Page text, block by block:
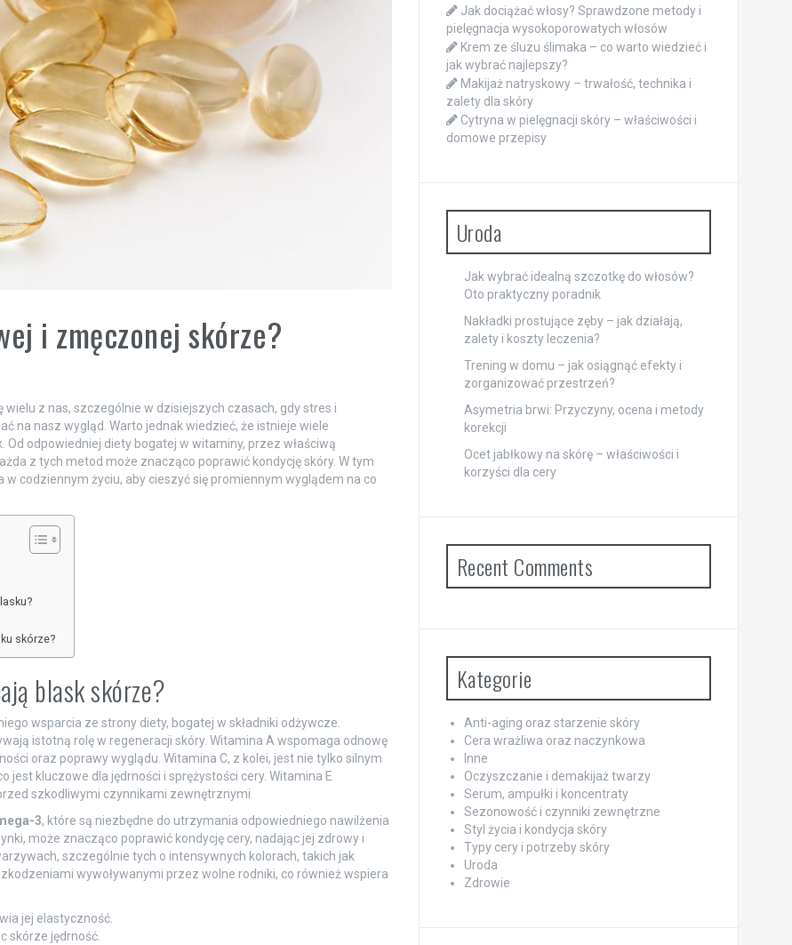
i zmęczonej skórze?
z nas, szczególnie w dzisiejszych czasach, gdy stres i
na nasz wygląd. Warto jednak wiedzieć, że istnieje wiele
odpowiedniej diety bogatej w witaminy, przez właściwą
z tych metod może znacząco poprawić kondycję skóry. W tym
codziennym życiu, aby cieszyć się promiennym wyglądem na co
skórze?
blask skórze?
wsparcia ze strony diety, bogatej w składniki odżywcze.
istotną rolę w regeneracji skóry. Witamina A wspomaga odnowę
oraz poprawy wyglądu. Witamina C, z kolei, jest nie tylko silnym
jest kluczowe dla jędrności i sprężystości cery. Witamina E
szkodliwymi czynnikami zewnętrznymi.
3, które są niezbędne do utrzymania odpowiedniego nawilżenia
może znacząco poprawić kondycję cery, nadając jej zdrowy i
szczególnie tych o intensywnych kolorach, takich jak
wywoływanymi przez wolne rodniki, co również wspiera
jej elastyczność.
skórze jędrność.
Jak dociążać włosy? Sprawdzone metody i
pielęgnacja wysokoporowatych włosów
Krem ze śluzu ślimaka – co warto wiedzieć i
jak wybrać najlepszy?
Makijaż natryskowy – trwałość, technika i
zalety dla skóry
Cytryna w pielęgnacji skóry – właściwości i
domowe przepisy
Uroda
Jak wybrać idealną szczotkę do włosów?
Oto praktyczny poradnik
Nakładki prostujące zęby – jak działają,
zalety i koszty leczenia?
Trening w domu – jak osiągnąć efekty i
zorganizować przestrzeń?
Asymetria brwi: Przyczyny, ocena i metody
korekcji
Ocet jabłkowy na skórę – właściwości i
korzyści dla cery
Recent Comments
Kategorie
Anti-aging oraz starzenie skóry
Cera wrażliwa oraz naczynkowa
Inne
Oczyszczanie i demakijaż twarzy
Serum, ampułki i koncentraty
Sezonowość i czynniki zewnętrzne
Styl życia i kondycja skóry
Typy cery i potrzeby skóry
Uroda
Zdrowie